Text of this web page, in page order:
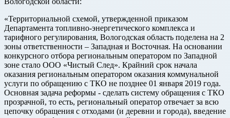
«Территориальной схемой, утвержденной приказом
Департамента топливно-энергетического комплекса и
тарифного регулирования, Вологодская область поделена на 2
зоны ответственности – Западная и Восточная. На основании
конкурсного отбора региональным оператором по Западной
зоне стало ООО «Чистый След». Крайний срок начала
оказания региональным оператором оказания коммунальной
услуги по обращению с ТКО не позднее 01 января 2019 года.
Основная задача реформы - сделать систему обращения с ТКО
прозрачной, то есть, региональный оператор отвечает за всю
цепочку обращения с отходами (и деревни и города), введение